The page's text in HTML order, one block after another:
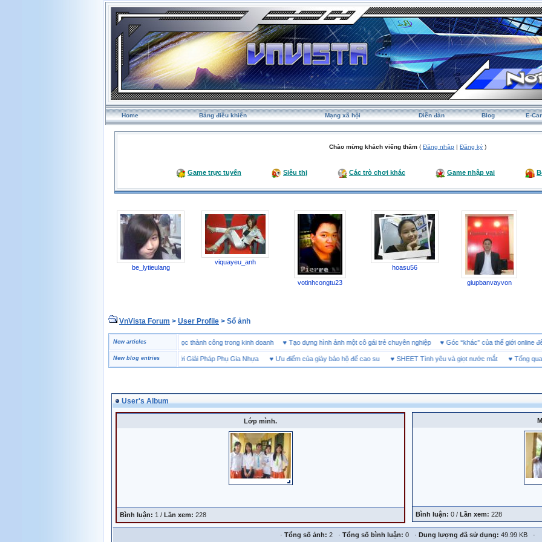
Home Bảng điều khiển Mạng xã hội Diễn đàn Blog E-
Chào mừng khách viếng thăm ( Đăng nhập | Đăng ký )
Game trực tuyến Siêu thị Các trò chơi khác Game nhập vai
be_lytieulang
viquayeu_anh
votinhcongtu23
hoasu56
giupbanvayvon
VnVista Forum > User Profile > Sổ ảnh
New articles
Một số câu hỏi phỏng vấn “đặc biệt” của Microsoft 4 bài học thành công trong kinh doanh♥Tạo dựng hình ảnh một cô gái trẻ chuyên nghiệp♥Góc “khác” của thế giới
New blog entries
Tăng Bền Sản Phẩm Với Giải Pháp Phụ Gia Nhựa♥ Ưu điểm của giày bảo hộ đế cao su♥ SHEET Tình yêu và giọt nước mắt ♥ Tổng quan
User's Album
Lớp mình.
Bình luận: 1 / Lần xem: 228 Bình luận: 0 / Lần xem: 228
· Tổng số ảnh: 2 · Tổng số bình luận: 0 · Dung lượng đã sử dụng: 49.99 KB ·